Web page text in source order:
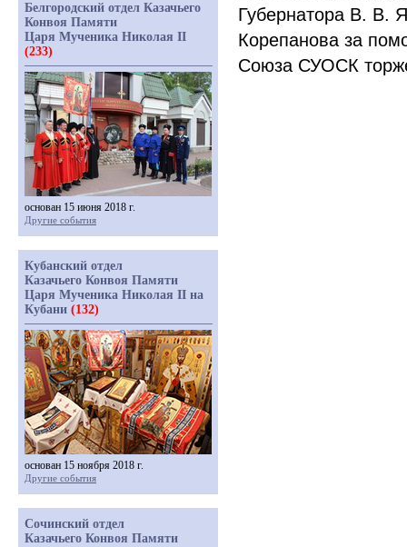
Губернатора В. В.
Корепанова за
Союза СУОСК
Белгородский отдел Казачьего
Конвоя Памяти
Царя Мученика Николая II
(233)
основан 15 июня 2018 г.
Другие события
Кубанский отдел
Казачьего Конвоя Памяти
Царя Мученика Николая II на
Кубани (132)
основан 15 ноября 2018 г.
Другие события
Сочинский отдел
Казачьего Конвоя Памяти